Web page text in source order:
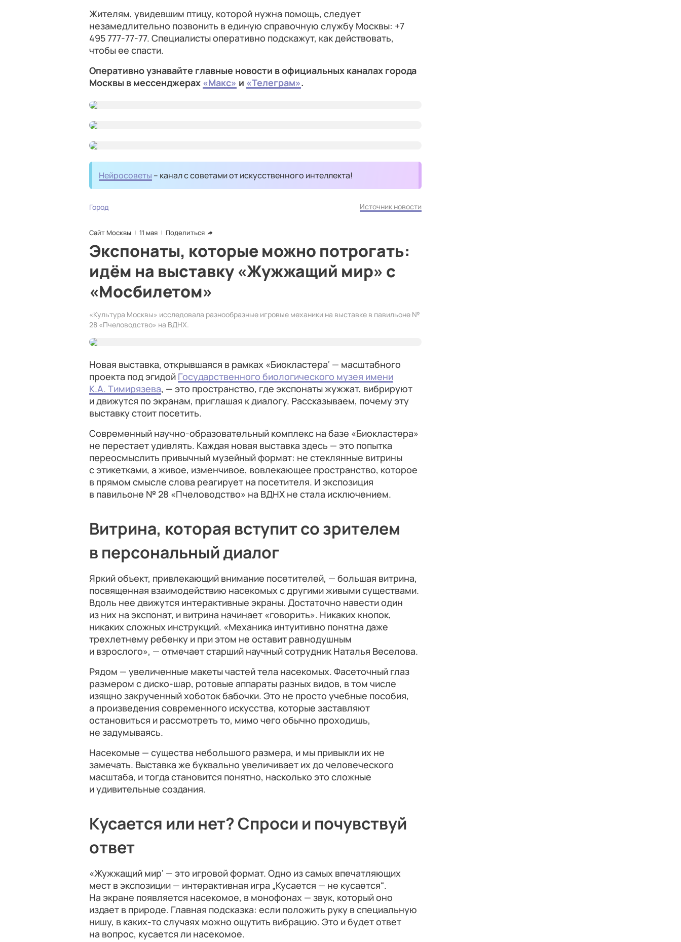
Жителям, увидевшим птицу, которой нужна помощь, следует
незамедлительно позвонить в единую справочную службу Москвы: +7
495 777‑77‑77. Специалисты оперативно подскажут, как действовать,
чтобы ее спасти.
Оперативно узнавайте главные новости в официальных каналах города
Москвы в мессенджерах «Макс» и «Телеграм».
Нейросоветы – канал с советами от искусственного интеллекта!
Город Источник новости
Сайт Москвы 11 мая Поделиться
Экспонаты, которые можно потрогать:
идём на выставку «Жужжащий мир» с
«Мосбилетом»
«Культура Москвы» исследовала разнообразные игровые механики на выставке в павильоне №
28 «Пчеловодство» на ВДНХ.
Новая выставка, открывшаяся в рамках «Биокластера‘ — масштабного
проекта под эгидой Государственного биологического музея имени
К.А. Тимирязева, — это пространство, где экспонаты жужжат, вибрируют
и движутся по экранам, приглашая к диалогу. Рассказываем, почему эту
выставку стоит посетить.
Современный научно-образовательный комплекс на базе «Биокластера»
не перестает удивлять. Каждая новая выставка здесь — это попытка
переосмыслить привычный музейный формат: не стеклянные витрины
с этикетками, а живое, изменчивое, вовлекающее пространство, которое
в прямом смысле слова реагирует на посетителя. И экспозиция
в павильоне № 28 «Пчеловодство» на ВДНХ не стала исключением.
Витрина, которая вступит со зрителем
в персональный диалог
Яркий объект, привлекающий внимание посетителей, — большая витрина,
посвященная взаимодействию насекомых с другими живыми существами.
Вдоль нее движутся интерактивные экраны. Достаточно навести один
из них на экспонат, и витрина начинает «говорить». Никаких кнопок,
никаких сложных инструкций. «Механика интуитивно понятна даже
трехлетнему ребенку и при этом не оставит равнодушным
и взрослого», — отмечает старший научный сотрудник Наталья Веселова.
Рядом — увеличенные макеты частей тела насекомых. Фасеточный глаз
размером с диско-шар, ротовые аппараты разных видов, в том числе
изящно закрученный хоботок бабочки. Это не просто учебные пособия,
а произведения современного искусства, которые заставляют
остановиться и рассмотреть то, мимо чего обычно проходишь,
не задумываясь.
Насекомые — существа небольшого размера, и мы привыкли их не
замечать. Выставка же буквально увеличивает их до человеческого
масштаба, и тогда становится понятно, насколько это сложные
и удивительные создания.
Кусается или нет? Спроси и почувствуй
ответ
«Жужжащий мир‘ — это игровой формат. Одно из самых впечатляющих
мест в экспозиции — интерактивная игра „Кусается — не кусается“.
На экране появляется насекомое, в монофонах — звук, который оно
издает в природе. Главная подсказка: если положить руку в специальную
нишу, в каких-то случаях можно ощутить вибрацию. Это и будет ответ
на вопрос, кусается ли насекомое.